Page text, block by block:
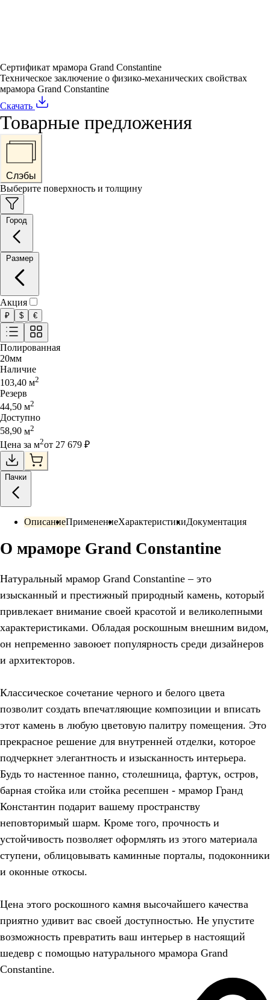
Сертификат мрамора Grand Constantine
Техническое заключение о физико-механических свойствах
мрамора Grand Constantine
Скачать
Товарные предложения
Слэбы
Выберите поверхность и толщину
Акция
₽ $ €
Полированная
20мм
Наличие
103,40 м2
Резерв
44,50 м2
Доступно
58,90 м2
Цена за м2от 27 679 ₽
Пачки
ОписаниеПрименениеХарактеристикиДокументация
О мраморе Grand Constantine
Натуральный мрамор Grand Constantine – это
изысканный и престижный природный камень, который
привлекает внимание своей красотой и великолепными
характеристиками. Обладая роскошным внешним видом,
он непременно завоюет популярность среди дизайнеров
и архитекторов.
Классическое сочетание черного и белого цвета
позволит создать впечатляющие композиции и вписать
этот камень в любую цветовую палитру помещения. Это
прекрасное решение для внутренней отделки, которое
подчеркнет элегантность и изысканность интерьера.
Будь то настенное панно, столешница, фартук, остров,
барная стойка или стойка ресепшен - мрамор Гранд
Константин подарит вашему пространству
неповторимый шарм. Кроме того, прочность и
устойчивость позволяет оформлять из этого материала
ступени, облицовывать каминные порталы, подоконники
и оконные откосы.
Цена этого роскошного камня высочайшего качества
приятно удивит вас своей доступностью. Не упустите
возможность превратить ваш интерьер в настоящий
шедевр с помощью натурального мрамора Grand
Constantine.